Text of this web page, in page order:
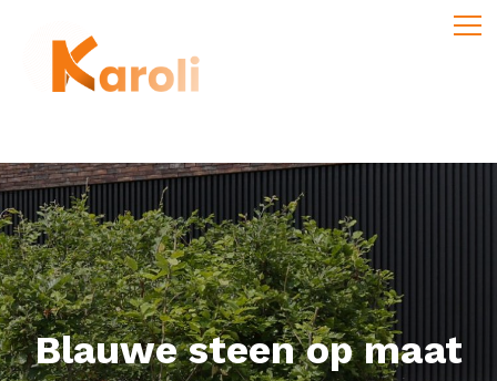
Blauwe steen op maat